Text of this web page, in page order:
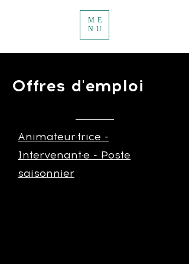
ME
NU
Offres d'emploi
Animateur·trice -
Intervenant·e - Poste
saisonnier